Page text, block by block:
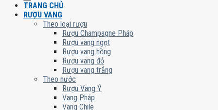
TRANG CHỦ
RƯỢU VANG
Theo loại rượu
Rượu Champagne Pháp
Rượu vang ngọt
Rượu vang hồng
Rượu vang đỏ
Rượu vang trắng
Theo nước
Rượu Vang Ý
Vang Pháp
Vang Chile